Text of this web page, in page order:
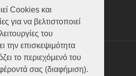
Cookies και
για να βελτιστοποιεί
του
την επισκεψιμότητα
το περιεχόμενό του
σας (διαφήμιση).
Scooter
ATV (Loncin)
ΥΠΗΡΕΣΙΕΣ